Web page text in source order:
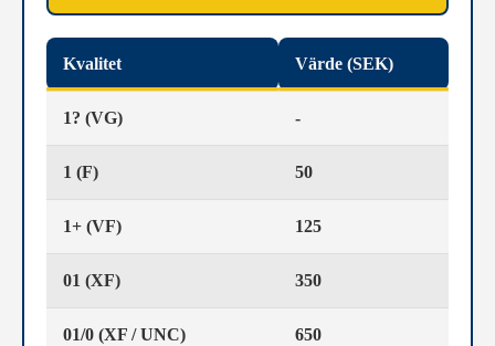
Kvalitet Värde (SEK)
1? (VG) -
1 (F) 50
1+ (VF) 125
01 (XF) 350
01/0 (XF / UNC) 650